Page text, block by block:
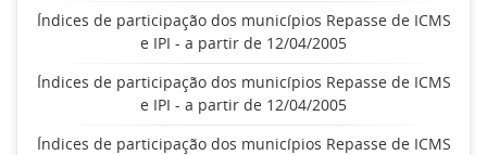
Índices de participação dos municípios Repasse de ICMS
e IPI - a partir de 12/04/2005
Índices de participação dos municípios Repasse de ICMS
e IPI - a partir de 12/04/2005
Índices de participação dos municípios Repasse de ICMS